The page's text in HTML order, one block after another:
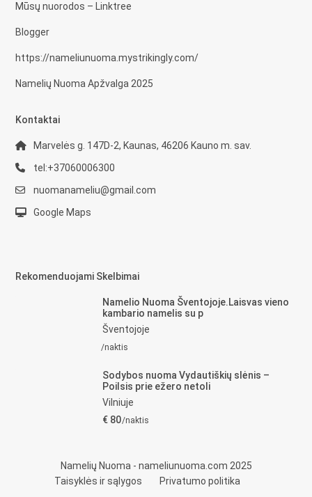
Mūsų nuorodos – Linktree
Blogger
https://nameliunuoma.mystrikingly.com/
Namelių Nuoma Apžvalga 2025
Kontaktai
Marvelės g. 147D-2, Kaunas, 46206 Kauno m. sav.
tel:+37060006300
nuomanameliu@gmail.com
Google Maps
Rekomenduojami Skelbimai
Namelio Nuoma Šventojoje.Laisvas vieno
kambario namelis su p
Šventojoje
/naktis
Sodybos nuoma Vydautiškių slėnis –
Poilsis prie ežero netoli
Vilniuje
€ 80/naktis
Namelių Nuoma - nameliunuoma.com 2025
Taisyklės ir sąlygos
Privatumo politika